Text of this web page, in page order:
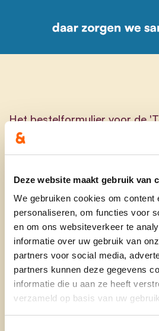
Deze website maakt gebruik van
We gebruiken cookies om content
personaliseren, om functies voor
en om ons websiteverkeer te
informatie over uw gebruik van
partners voor social media,
partners kunnen deze gegevens
informatie die u aan ze heeft
verzameld op basis van uw
Het bestelformulier voor de
actie is afgesloten.
lokaal@cdenv.be.
Ontdek
waarom cd&v